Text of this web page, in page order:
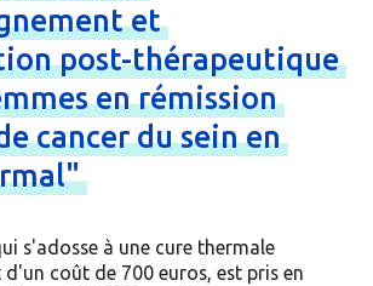
et
post-thérapeutique
enrémission
cancerduseinen
s'adosse à une cure thermale
coût de 700 euros, est pris en